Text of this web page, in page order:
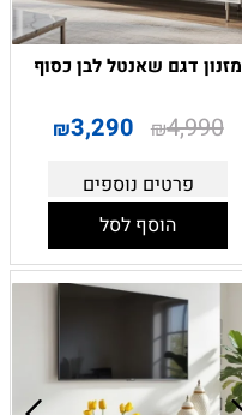
מזנון דגם שאנטל לבן כסוף
₪4,990
₪3,290
פרטים נוספים
הוסף לסל